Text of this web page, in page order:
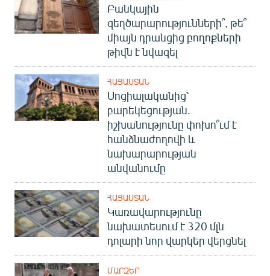
Բանկային
զեղծարարությունների՞, թե՞
միայն դրանցից բողոքների
թիվն է նվազել
ՀԱՅԱՍՏԱՆ
Սոցիալականից՝
բարեկեցության.
իշխանությունը փոխո՞ւմ է
հանձնաժողովի և
նախարարության
անվանումը
ՀԱՅԱՍՏԱՆ
Կառավարությունը
նախատեսում է 320 մլն
դոլարի նոր վարկեր վերցնել
ՄԱՐԶԵՐ